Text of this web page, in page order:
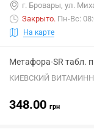
г. Бровары, ул.
Закрыто. Пн-Вс:
На карте
Метафора-SR табл.
КИЕВСКИЙ
348.00 грн